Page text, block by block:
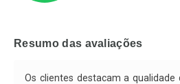
Comprar sem Desconto
Comprar sem Desconto
Por R$ 69,90/cada
Resumo das avaliações
Os clientes destacam a qualidade